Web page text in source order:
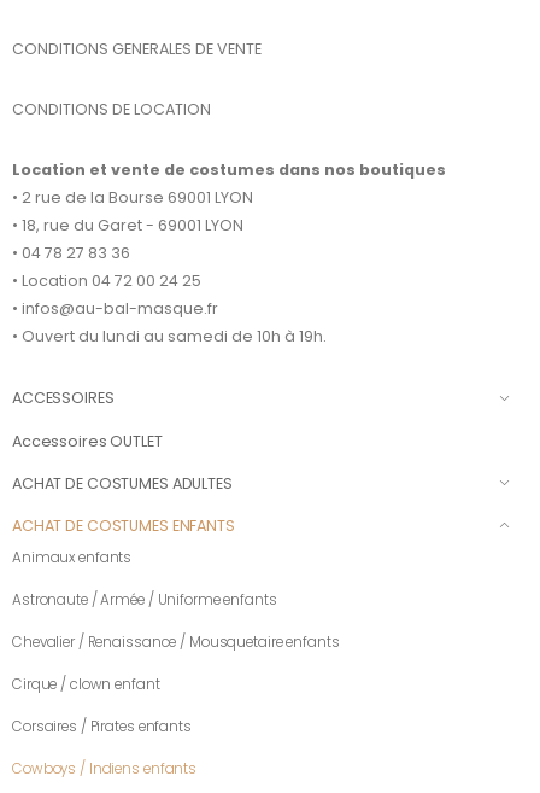
CONDITIONS GENERALES DE VENTE
CONDITIONS DE LOCATION
Location et vente de costumes dans nos boutiques
• 2 rue de la Bourse 69001 LYON
• 18, rue du Garet - 69001 LYON
• 04 78 27 83 36
• Location 04 72 00 24 25
• infos@au-bal-masque.fr
• Ouvert du lundi au samedi de 10h à 19h.
ACCESSOIRES
Accessoires OUTLET
ACHAT DE COSTUMES ADULTES
ACHAT DE COSTUMES ENFANTS
Animaux enfants
Astronaute / Armée / Uniforme enfants
Chevalier / Renaissance / Mousquetaire enfants
Cirque / clown enfant
Corsaires / Pirates enfants
Cowboys / Indiens enfants